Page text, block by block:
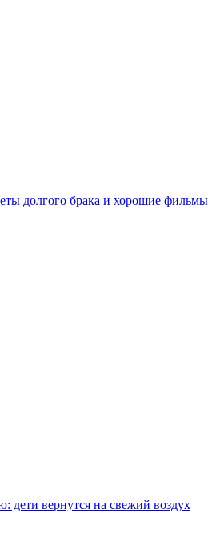
долгого брака и хорошие фильмы
дети вернутся на свежий воздух